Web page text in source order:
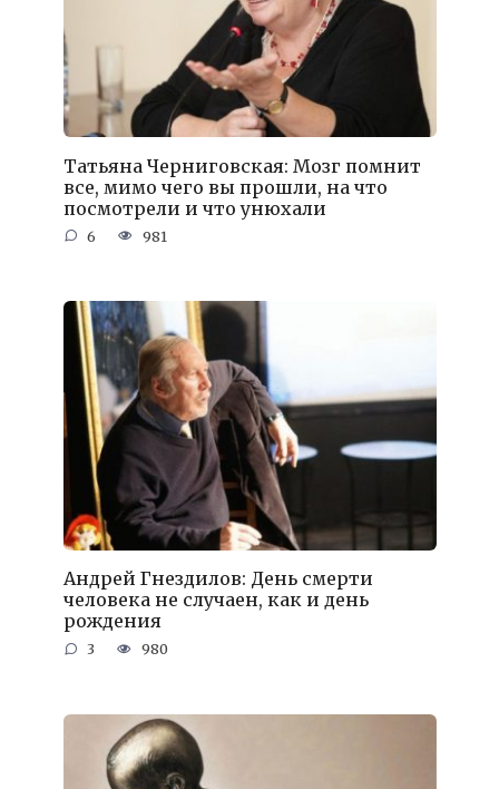
Татьяна Черниговская: Мозг помнит
все, мимо чего вы прошли, на что
посмотрели и что унюхали
6 981
Андрей Гнездилов: День смерти
человека не случаен, как и день
рождения
3 980